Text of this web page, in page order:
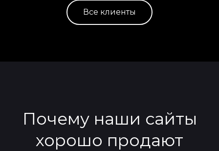
Все клиенты
Почему наши сайты
хорошо продают